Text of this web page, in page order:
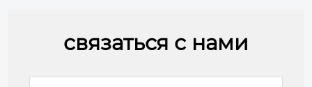
связаться с нами